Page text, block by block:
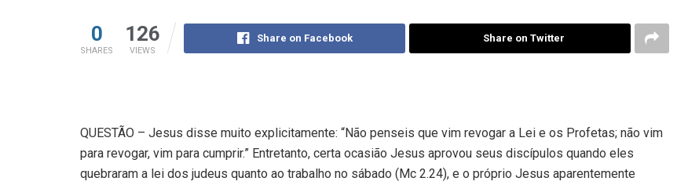
0
SHARES
126
VIEWS
Share on Facebook Share on Twitter
QUESTÃO – Jesus disse muito explicitamente: “Não penseis que vim revogar a Lei e os Profetas; não vim
para revogar, vim para cumprir.” Entretanto, certa ocasião Jesus aprovou seus discípulos quando eles
quebraram a lei dos judeus quanto ao trabalho no sábado (Mc 2.24), e o próprio Jesus aparentemente